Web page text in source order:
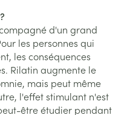
d'un grand
les personnes qui
les conséquences
Rilatin augmente le
mais peut même
l'effet stimulant n'est
être étudier pendant